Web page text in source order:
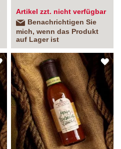
Artikel zzt. nicht verfügbar
Benachrichtigen Sie
mich, wenn das Produkt
auf Lager ist
ZUR
WUNSCHLISTE
HINZUFÜGEN